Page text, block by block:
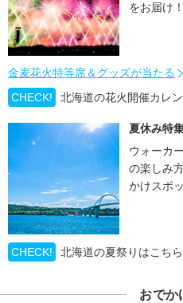
をお届け！
金麦花火特等席＆グッズが当たる
CHECK!
北海道の花火開催カレ
夏休み特
ウォーカ
の楽しみ
かけスポ
CHECK! 北海道の夏祭りはこちら
おでか